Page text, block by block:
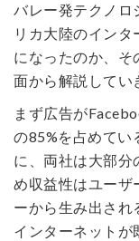
バレー発テクノロ
リカ大陸のインタ
になったのか、そ
面から解説してい
まず広告が
の85%を占めてい
に、両社は大部分
め収益性はユーザ
ーから生み出され
インターネットが